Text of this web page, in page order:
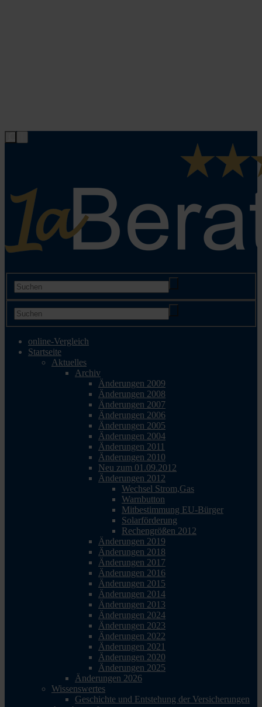
online-Vergleich
Startseite
Aktuelles
Archiv
Änderungen 2009
Änderungen 2008
Änderungen 2007
Änderungen 2006
Änderungen 2005
Änderungen 2004
Änderungen 2011
Änderungen 2010
Neu zum 01.09.2012
Änderungen 2012
Wechsel Strom,Gas
Warnbutton
Mitbestimmung EU-Bürger
Solarförderung
Rechengrößen 2012
Änderungen 2019
Änderungen 2018
Änderungen 2017
Änderungen 2016
Änderungen 2015
Änderungen 2014
Änderungen 2013
Änderungen 2024
Änderungen 2023
Änderungen 2022
Änderungen 2021
Änderungen 2020
Änderungen 2025
Änderungen 2026
Wissenswertes
Geschichte und Entstehung der Versicherungen